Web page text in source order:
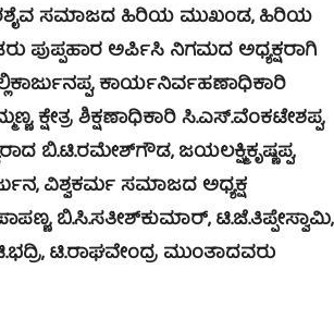
ಸಮಾಜದ ಹಿರಿಯ ಮುಖಂಡ, ಹಿರಿಯ
ಪುಪ್ಪಹಾರ ಅರ್ಪಿಸಿ ನಿಗಮದ ಅಧ್ಯಕ್ಷರಾಗಿ
ಕಾರ್ಯನಿರ್ವಹಣಾಧಿಕಾರಿ
ಕ್ಷೇತ್ರ ಶಿಕ್ಷಣಾಧಿಕಾರಿ ಸಿ.ಎಸ್.ವೆಂಕಟೇಶಪ್ಪ,
ಬಿ.ಟಿ.ರಮೇಶ್‍ಗೌಡ, ಜಯಲಕ್ಷ್ಮಿಕೃಷ್ಣಪ್ಪ,
ವಿಶ್ವಕರ್ಮ ಸಮಾಜದ ಅಧ್ಯಕ್ಷ
ಬಿ.ಸಿ.ಸತೀಶ್‍ಕುಮಾರ್, ಟಿ.ಜೆ.ತಿಪ್ಪೇಸ್ವಾಮಿ,
ಟಿ.ರಾಘವೇಂದ್ರ ಮುಂತಾದವರು